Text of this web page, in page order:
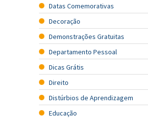
Datas Comemorativas
Decoração
Demonstrações Gratuitas
Departamento Pessoal
Dicas Grátis
Direito
Distúrbios de Aprendizagem
Educação